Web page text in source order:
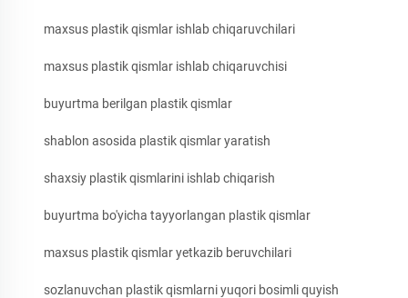
maxsus plastik qismlar ishlab chiqaruvchilari
maxsus plastik qismlar ishlab chiqaruvchisi
buyurtma berilgan plastik qismlar
shablon asosida plastik qismlar yaratish
shaxsiy plastik qismlarini ishlab chiqarish
buyurtma bo'yicha tayyorlangan plastik qismlar
maxsus plastik qismlar yetkazib beruvchilari
sozlanuvchan plastik qismlarni yuqori bosimli quyish